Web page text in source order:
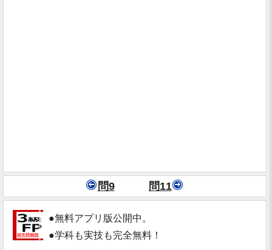
問9 問11
●無料アプリ版公開中。
●学科も実技も完全無料！